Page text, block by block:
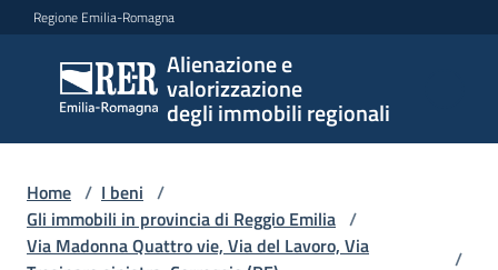
Vai al contenuto
Vai alla navigazione
Vai al footer
Regione Emilia-Romagna
Alienazione e
valorizzazione
degli immobili regionali
Alienazione e
valorizzazione
degli immobili
I
Home / I beni /
Gli immobili in provincia di Reggio Emilia /
Via Madonna Quattro vie, Via del Lavoro, Via
/